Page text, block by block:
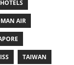
AIR
TAIWAN